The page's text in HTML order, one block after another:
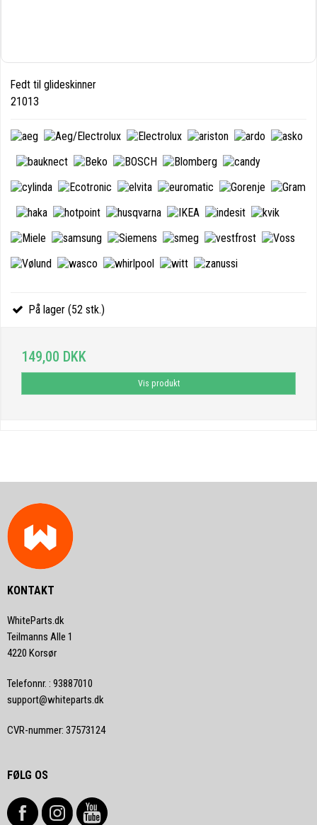
Fedt til glideskinner
21013
På lager (52 stk.)
149,00 DKK
Vis produkt
KONTAKT
WhiteParts.dk
Teilmanns Alle 1
4220 Korsør
Telefonnr. : 93887010
support@whiteparts.dk
CVR-nummer: 37573124
FØLG OS